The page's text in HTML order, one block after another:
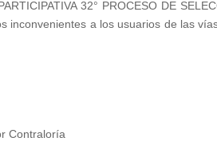
32° PROCESO DE
inconvenientes a los usuarios de las
Contraloría